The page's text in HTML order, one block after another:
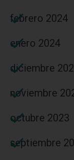
febrero 2024
enero 2024
diciembre
noviembre
octubre 2023
septiembre